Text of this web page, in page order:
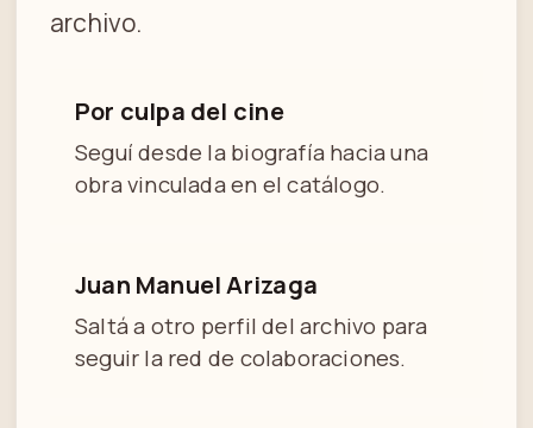
archivo.
Por culpa del cine
Seguí desde la biografía hacia una
obra vinculada en el catálogo.
Juan Manuel Arizaga
Saltá a otro perfil del archivo para
seguir la red de colaboraciones.